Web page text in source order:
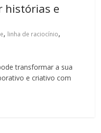
histórias e
, linha de raciocínio,
transformar a sua
e criativo com